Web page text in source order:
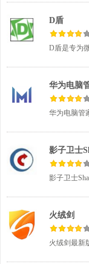
D盾
华为电脑
影子卫士
火绒剑